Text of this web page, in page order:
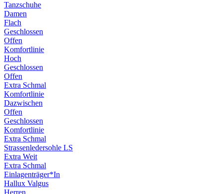
Tanzschuhe
Damen
Flach
Geschlossen
Offen
Komfortlinie
Hoch
Geschlossen
Offen
Extra Schmal
Komfortlinie
Dazwischen
Offen
Geschlossen
Komfortlinie
Extra Schmal
Strassenledersohle LS
Extra Weit
Extra Schmal
Einlagenträger*In
Hallux Valgus
Herren